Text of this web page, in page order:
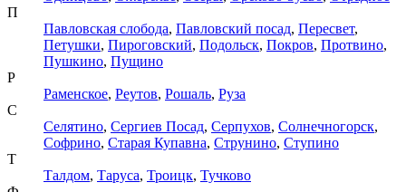
П
Павловская слобода, Павловский посад, Пересвет,
Петушки, Пироговский, Подольск, Покров, Протвино,
Пушкино, Пущино
Р
Раменское, Реутов, Рошаль, Руза
С
Селятино, Сергиев Посад, Серпухов, Солнечногорск,
Софрино, Старая Купавна, Струнино, Ступино
Т
Талдом, Таруса, Троицк, Тучково